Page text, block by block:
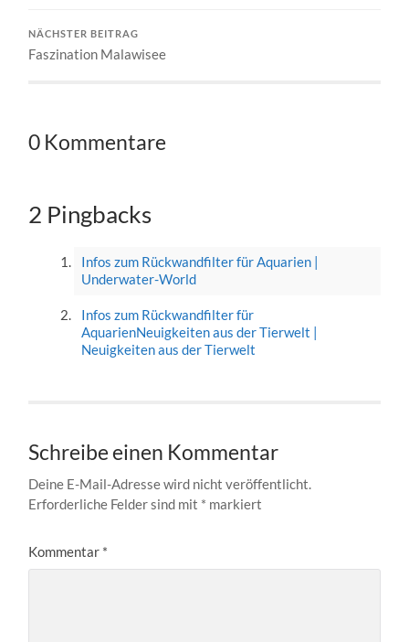
NÄCHSTER BEITRAG
Faszination Malawisee
0 Kommentare
2 Pingbacks
Infos zum Rückwandfilter für Aquarien |
Underwater-World
Infos zum Rückwandfilter für
AquarienNeuigkeiten aus der Tierwelt |
Neuigkeiten aus der Tierwelt
Schreibe einen Kommentar
Deine E-Mail-Adresse wird nicht veröffentlicht.
Erforderliche Felder sind mit * markiert
Kommentar *